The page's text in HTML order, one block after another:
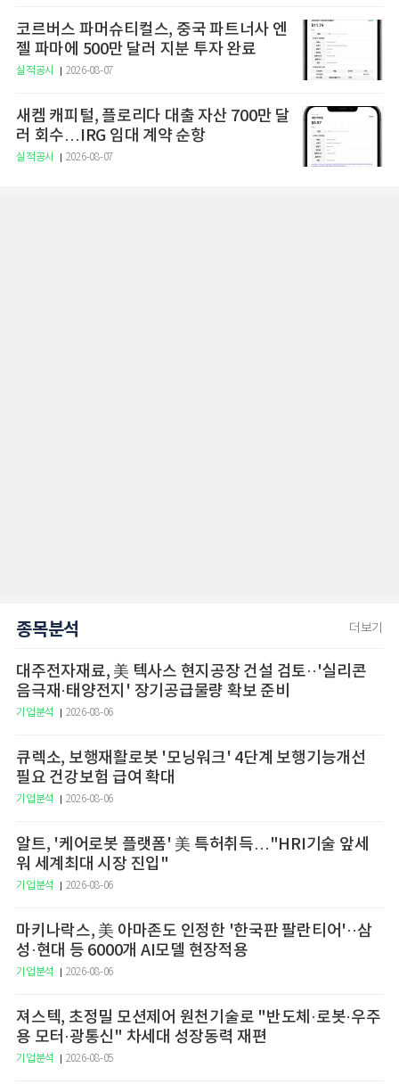
코르버스 파머슈티컬스, 중국 파트너사 엔
젤 파마에 500만 달러 지분 투자 완료
실적공시 2026-08-07
새켐 캐피털, 플로리다 대출 자산 700만 달
러 회수…IRG 임대 계약 순항
실적공시 2026-08-07
종목분석 더보기
대주전자재료, 美 텍사스 현지공장 건설 검토··'실리콘
음극재·태양전지' 장기공급물량 확보 준비
기업분석 2026-08-06
큐렉소, 보행재활로봇 '모닝워크' 4단계 보행기능개선
필요 건강보험 급여 확대
기업분석 2026-08-06
알트, '케어로봇 플랫폼' 美 특허취득…"HRI기술 앞세
워 세계최대 시장 진입"
기업분석 2026-08-06
마키나락스, 美 아마존도 인정한 '한국판 팔란티어'··삼
성·현대 등 6000개 AI모델 현장적용
기업분석 2026-08-06
져스텍, 초정밀 모션제어 원천기술로 "반도체·로봇·우주
용 모터·광통신" 차세대 성장동력 재편
기업분석 2026-08-05